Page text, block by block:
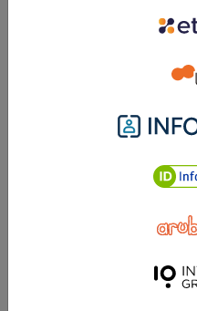
Etna
ID
Infocert
ID
Aruba
ID
Intesi
Group